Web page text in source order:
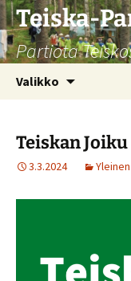
Siirry
sisältöön
Teiska-
Partiota
Valikko
Teiskan
3.3.2024 Yleinen